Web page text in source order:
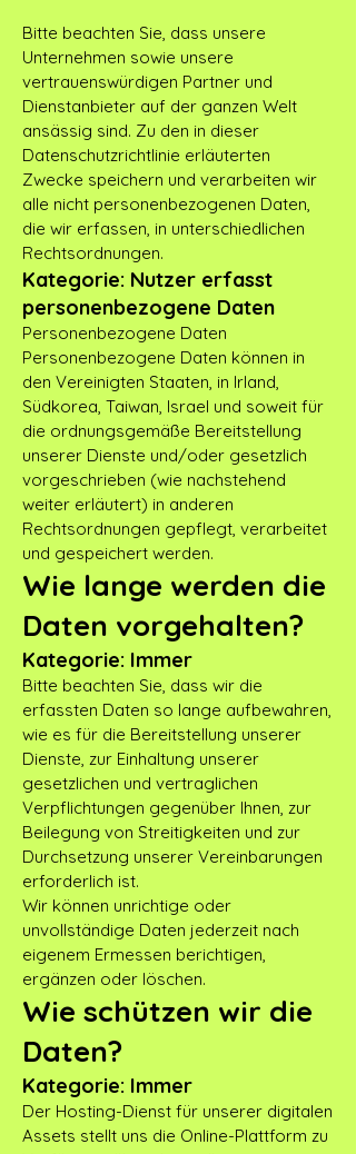
Bitte beachten Sie, dass unsere
Unternehmen sowie unsere
vertrauenswürdigen Partner und
Dienstanbieter auf der ganzen Welt
ansässig sind. Zu den in dieser
Datenschutzrichtlinie erläuterten
Zwecke speichern und verarbeiten wir
alle nicht personenbezogenen Daten,
die wir erfassen, in unterschiedlichen
Rechtsordnungen.
Kategorie: Nutzer erfasst
personenbezogene Daten
Personenbezogene Daten
Personenbezogene Daten können in
den Vereinigten Staaten, in Irland,
Südkorea, Taiwan, Israel und soweit für
die ordnungsgemäße Bereitstellung
unserer Dienste und/oder gesetzlich
vorgeschrieben (wie nachstehend
weiter erläutert) in anderen
Rechtsordnungen gepflegt, verarbeitet
und gespeichert werden.
Wie lange werden die
Daten vorgehalten?
Kategorie: Immer
Bitte beachten Sie, dass wir die
erfassten Daten so lange aufbewahren,
wie es für die Bereitstellung unserer
Dienste, zur Einhaltung unserer
gesetzlichen und vertraglichen
Verpflichtungen gegenüber Ihnen, zur
Beilegung von Streitigkeiten und zur
Durchsetzung unserer Vereinbarungen
erforderlich ist.
Wir können unrichtige oder
unvollständige Daten jederzeit nach
eigenem Ermessen berichtigen,
ergänzen oder löschen.
Wie schützen wir die
Daten?
Kategorie: Immer
Der Hosting-Dienst für unserer digitalen
Assets stellt uns die Online-Plattform zu